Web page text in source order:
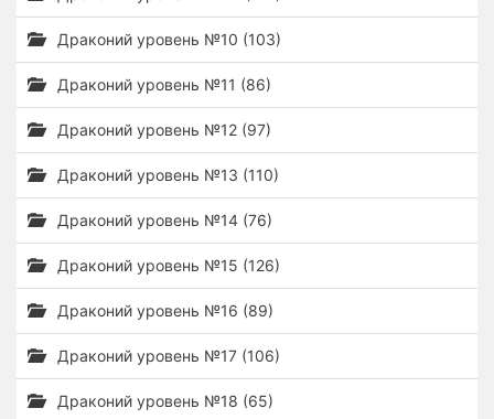
Драконий уровень №10 (103)
Драконий уровень №11 (86)
Драконий уровень №12 (97)
Драконий уровень №13 (110)
Драконий уровень №14 (76)
Драконий уровень №15 (126)
Драконий уровень №16 (89)
Драконий уровень №17 (106)
Драконий уровень №18 (65)